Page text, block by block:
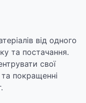
від одного
та постачання.
свої
та покращенні